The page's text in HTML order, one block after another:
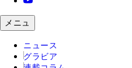
メニュ
ニュース
グラビア